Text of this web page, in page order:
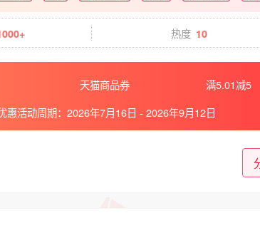
热度 10
天猫商品券
满5.01减5
惠活动周期： 2026年7月16日 - 2026年9月12日